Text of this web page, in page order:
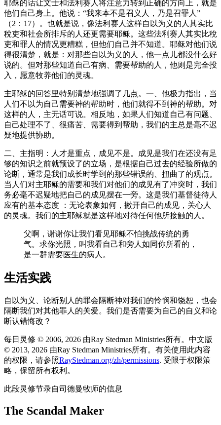
耶稣的话让文士和法利赛人将注意力转到正确的方向上，就是
他们自己身上。他说：“我来本不是召义人，乃是召罪人”
（2：17）。也就是说，像法利赛人这样自以为义的人其实比
稅吏和社会所排斥的人还更需要耶稣。这些法利赛人其实比稅
吏和罪人的情况更糟糕，但他们自己并不知道。耶稣对他们说
得很清楚，就是：对那些自以为义的人，他一点儿都没什么好
说的。但对那些知道自己有病、需要帮助的人，他则是完全投
入，愿意牧养他们的灵魂。
主耶稣的回答里特别清楚地强调了几点。一、他极力指出，当
人们不以为自己需要神的帮助时，他们就得不到神的帮助。对
这样的人，主无话可说。相反地，如果人们知道自己有问题、
自己处理不了、很痛苦、需要得到帮助，我们的主总是毫不迟
疑地提供协助。
二、主指明：人才是重点，成见不是。成见是我们在还没有足
够的知识之前就预设了的立场，是根据自己过去的经验所做的
论断，通常是我们成长时学到的那些错误的、扭曲了的观点。
当人们对主耶稣的需要和我们对他们的成见有了冲突时，我们
务必毫不迟疑地把自己的成见摆在一旁。这是我们基督徒待人
应有的基本态度 ：无论表象如何，撇开自己的成见，关心人
的灵魂。我们的主耶稣就是这样地对待任何他所接触的人。
父啊，谢谢你让我们看见耶稣不怕挑战传统的勇
气。求你光照，叫我看自己和旁人如同你所看的，
是一群需要医生的病人。
生活实践
自以为义、论断别人的罪会隔断神对我们的怜悯和饶恕，也会
隔断我们对其他罪人的关爱。我们是否需要为自己的自义和论
断认错悔改？
每日灵修 © 2006, 2026 由Ray Stedman Ministries所有。中文版
© 2013, 2026 由Ray Stedman Ministries所有。有关使用此内容
的权限，请参照RayStedman.org/zh/permissions. 受限于权限策
略，保留所有权利。
此段灵修节录自司德曼牧师的信息
The Scandal Maker